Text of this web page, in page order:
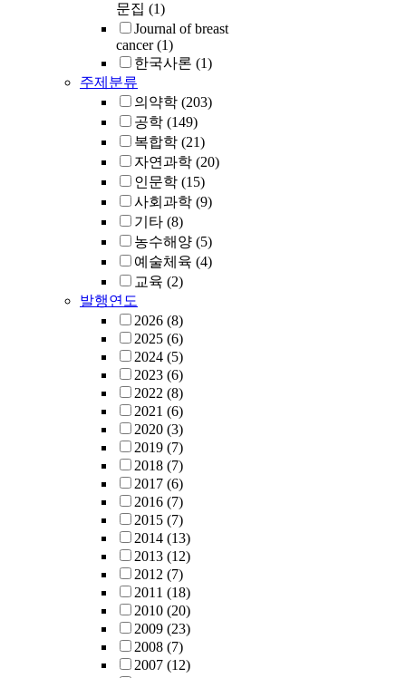
문집 (1)
Journal of breast
cancer(1)
한국사론 (1)
주제분류
의약학 (203)
공학 (149)
복합학 (21)
자연과학 (20)
인문학 (15)
사회과학 (9)
기타 (8)
농수해양 (5)
예술체육 (4)
교육 (2)
발행연도
2026 (8)
2025 (6)
2024 (5)
2023 (6)
2022 (8)
2021 (6)
2020 (3)
2019 (7)
2018 (7)
2017 (6)
2016 (7)
2015 (7)
2014 (13)
2013 (12)
2012 (7)
2011 (18)
2010 (20)
2009 (23)
2008 (7)
2007 (12)